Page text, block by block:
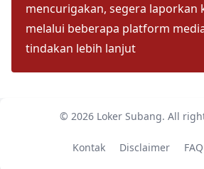
mencurigakan, segera laporkan
melalui beberapa platform
tindakan lebih lanjut
© 2026 Loker Subang. All
Kontak
kontak DisclaimerDisclaimerFAQ